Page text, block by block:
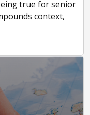
true for senior
context,